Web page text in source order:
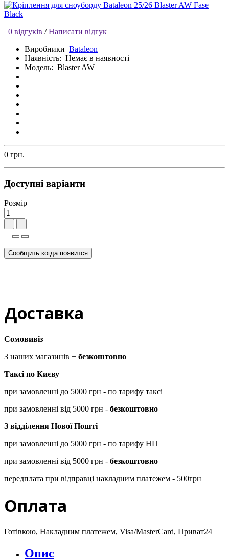
0 відгуків / Написати відгук
Виробники Bataleon
Наявність: Немає в наявності
Модель: Blaster AW
0 грн.
Доступні варіанти
Розмір
Сообщить когда появится
Доставка
Сомовивіз
З наших магазинів − безкоштовно
Таксі по Києву
при замовленні до 5000 грн - по тарифу таксі
при замовленні від 5000 грн - безкоштовно
З відділення Нової Пошті
при замовленні до 5000 грн - по тарифу НП
при замовленні від 5000 грн - безкоштовно
передплата при відправці накладним платежем - 500грн
Оплата
Готівкою, Накладним платежем, Visa/MasterCard, Приват24
Опис